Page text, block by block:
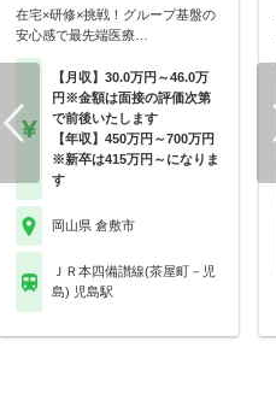
在宅×研修×挑戦！グループ基盤の
安心感で最先端医療…
【月収】30.0万円～46.0万
円※金額は面接の評価次第
で前後いたします
【年収】450万円～700万円
※新卒は415万円～になりま
す
岡山県 倉敷市
ＪＲ本四備讃線(茶屋町－児
島) 児島駅